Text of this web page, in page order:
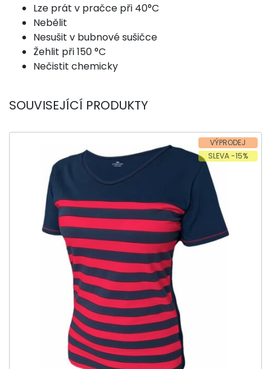
Lze prát v pračce při 40°C
Nebělit
Nesušit v bubnové sušičce
Žehlit při 150 °C
Nečistit chemicky
SOUVISEJÍCÍ PRODUKTY
VÝPRODEJ
SLEVA -15%